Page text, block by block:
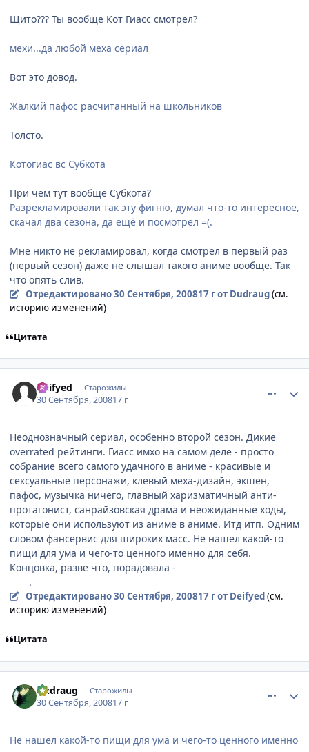
Щито??? Ты вообще Кот Гиасс смотрел?
мехи...да любой меха сериал
Вот это довод.
Жалкий пафос расчитанный на школьников
Толсто.
Котогиас вс Субкота
При чем тут вообще Субкота?
Разрекламировали так эту фигню, думал что-то интересное,
скачал два сезона, да ещё и посмотрел =(.
Мне никто не рекламировал, когда смотрел в первый раз
(первый сезон) даже не слышал такого аниме вообще. Так
что опять слив.
Отредактировано30 Сентября, 200817 гот Dudraug(см.
историю изменений)
Цитата
Deifyed Старожилы
30 Сентября, 200817 г
Неоднозначный сериал, особенно второй сезон. Дикие
overrated рейтинги. Гиасс имхо на самом деле - просто
собрание всего самого удачного в аниме - красивые и
сексуальные персонажи, клевый меха-дизайн, экшен,
пафос, музычка ничего, главный харизматичный анти-
протагонист, санрайзовская драма и неожиданные ходы,
которые они используют из аниме в аниме. Итд итп. Одним
словом фансервис для широких масс. Не нашел какой-то
пищи для ума и чего-то ценного именно для cебя.
Концовка, разве что, порадовала -
.
Отредактировано30 Сентября, 200817 гот Deifyed (см.
историю изменений)
Цитата
Dudraug Старожилы
30 Сентября, 200817 г
Не нашел какой-то пищи для ума и чего-то ценного именно